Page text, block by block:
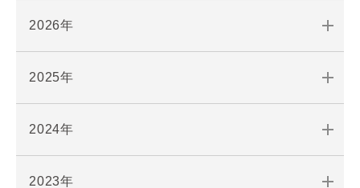
2026年
2025年
2024年
2023年